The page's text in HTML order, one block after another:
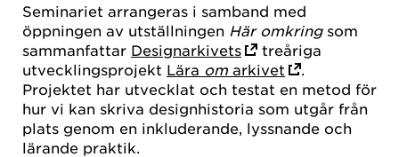
Seminariet arrangeras i samband med
öppningen av utställningen Här omkringsom
sammanfattar Designarkivets
treåriga
utvecklingsprojekt Lära om arkivet
Projektet har utvecklat och testat en metod för
hur vi kan skriva designhistoria som utgår från
plats genom en inkluderande, lyssnande och
lärande praktik.